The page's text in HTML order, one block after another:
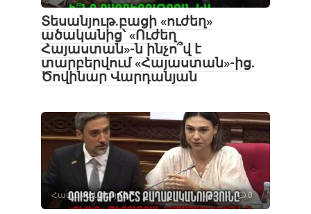
Տեսանյութ․բացի «ուժեղ»
ածականից՝ «Ուժեղ
Հայաստան»-ն ինչո՞վ է
տարբերվում «Հայաստան»-ից.
Ծովինար Վարդանյան
Հասարակություն 0